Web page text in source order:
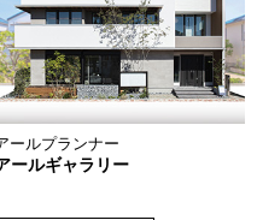
ールプランナー
ールギャラリー